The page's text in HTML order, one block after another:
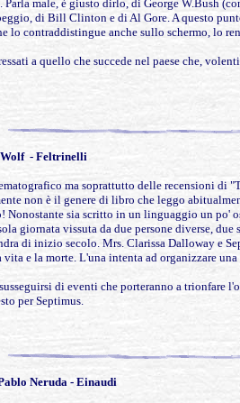
Parla male, è giusto dirlo, di George W.Bush
di Bill Clinton e di Al Gore. A questo
lo contraddistingue anche sullo schermo, lo
a quello che succede nel paese che,
- Feltrinelli
ma soprattutto delle recensioni
non è il genere di libro che leggo
Nonostante sia scritto in un linguaggio un po'
giornata vissuta da due persone diverse,
di inizio secolo. Mrs. Clarissa Dalloway e
e la morte. L'una intenta ad organizzare
di eventi che porteranno a trionfare
per Septimus.
Neruda - Einaudi